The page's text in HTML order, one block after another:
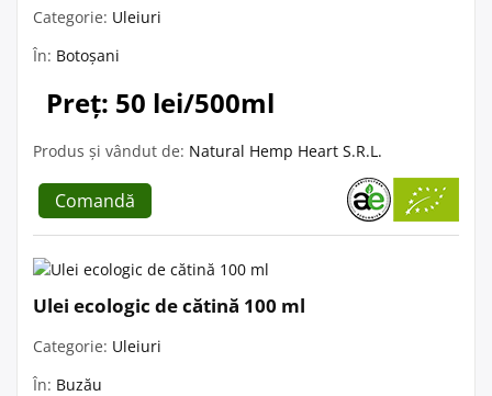
Categorie: Uleiuri
În: Botoșani
Preț: 50 lei/500ml
Produs și vândut de: Natural Hemp Heart S.R.L.
Comandă
Ulei ecologic de cătină 100 ml
Categorie: Uleiuri
În: Buzău